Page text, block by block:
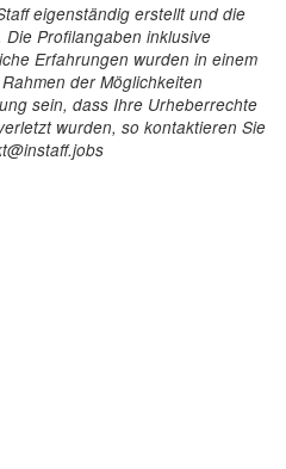
eigenständig erstellt und die
Profilangaben inklusive
Erfahrungen wurden in einem
der Möglichkeiten
sein, dass Ihre Urheberrechte
wurden, so kontaktieren Sie